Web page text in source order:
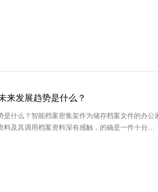
来发展趋势是什么？
什么？智能档案密集架作为储存档案文件的办公
料及其调用档案资料深有感触，的确是一件十分…